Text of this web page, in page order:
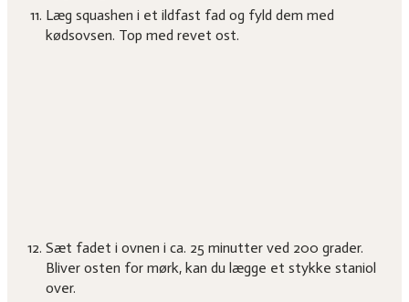
Læg squashen i et ildfast fad og fyld dem med
kødsovsen. Top med revet ost.
Sæt fadet i ovnen i ca. 25 minutter ved 200 grader.
Bliver osten for mørk, kan du lægge et stykke staniol
over.